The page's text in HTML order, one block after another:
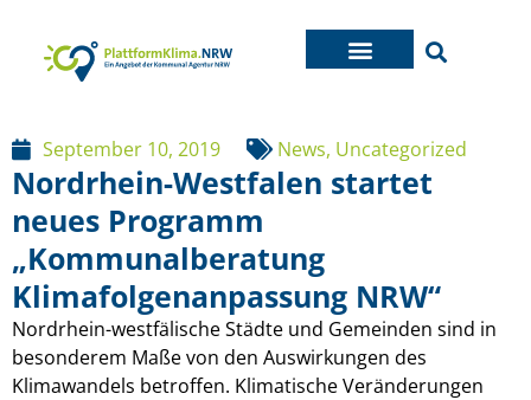
September 10, 2019 News, Uncategorized
Nordrhein-Westfalen startet
neues Programm
„Kommunalberatung
Klimafolgenanpassung NRW“
Nordrhein-westfälische Städte und Gemeinden sind in
besonderem Maße von den Auswirkungen des
Klimawandels betroffen. Klimatische Veränderungen